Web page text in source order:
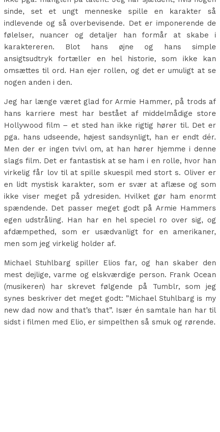
sinde, set et ungt menneske spille en karakter så
indlevende og så overbevisende. Det er imponerende de
følelser, nuancer og detaljer han formår at skabe i
karaktereren. Blot hans øjne og hans simple
ansigtsudtryk fortæller en hel historie, som ikke kan
omsættes til ord. Han ejer rollen, og det er umuligt at se
nogen anden i den.
Jeg har længe været glad for Armie Hammer, på trods af
hans karriere mest har bestået af middelmådige store
Hollywood film – et sted han ikke rigtig hører til. Det er
pga. hans udseende, højest sandsynligt, han er endt dér.
Men der er ingen tvivl om, at han hører hjemme i denne
slags film. Det er fantastisk at se ham i en rolle, hvor han
virkelig får lov til at spille skuespil med stort s. Oliver er
en lidt mystisk karakter, som er svær at aflæse og som
ikke viser meget på ydresiden. Hvilket gør ham enormt
spændende. Det passer meget godt på Armie Hammers
egen udstråling. Han har en hel speciel ro over sig, og
afdæmpethed, som er usædvanligt for en amerikaner,
men som jeg virkelig holder af.
Michael Stuhlbarg spiller Elios far, og han skaber den
mest dejlige, varme og elskværdige person. Frank Ocean
(musikeren) har skrevet følgende på Tumblr, som jeg
synes beskriver det meget godt: ”Michael Stuhlbarg is my
new dad now and that’s that”. Især én samtale han har til
sidst i filmen med Elio, er simpelthen så smuk og rørende.